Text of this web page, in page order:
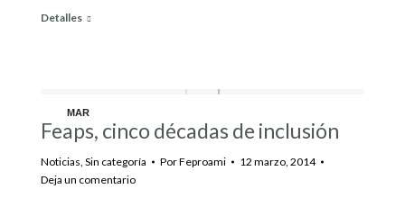
Detalles
MAR
12
Feaps, cinco décadas de inclusión
Noticias, Sin categoría PorFeproami
12 marzo, 2014
Deja un comentario